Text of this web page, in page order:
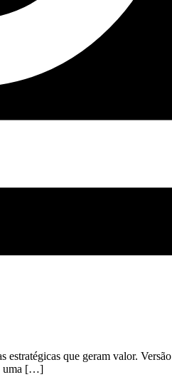
que geram valor.
uma […]